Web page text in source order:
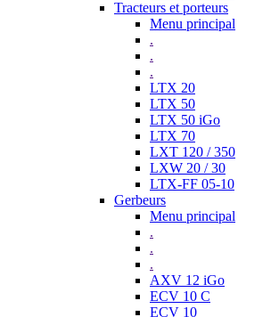
Tracteurs et porteurs
Menu principal
.
.
.
LTX 20
LTX 50
LTX 50 iGo
LTX 70
LXT 120 / 350
LXW 20 / 30
LTX-FF 05-10
Gerbeurs
Menu principal
.
.
.
AXV 12 iGo
ECV 10 C
ECV 10